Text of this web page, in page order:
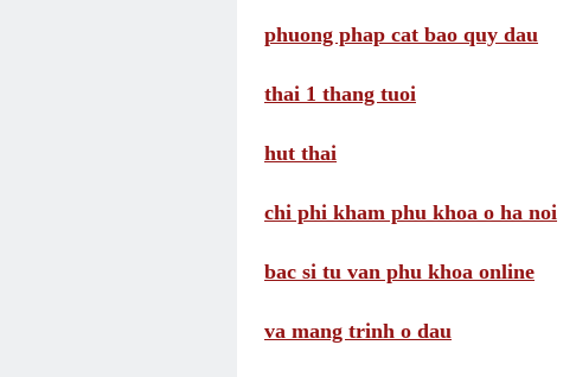
phuong phap cat bao quy dau
thai 1 thang tuoi
hut thai
chi phi kham phu khoa o ha noi
bac si tu van phu khoa online
va mang trinh o dau